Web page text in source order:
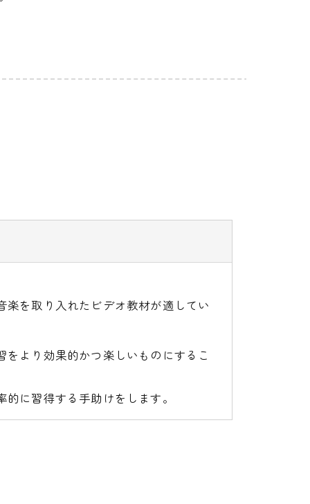
を取り入れたビデオ教材が適してい
より効果的かつ楽しいものにするこ
に習得する手助けをします。